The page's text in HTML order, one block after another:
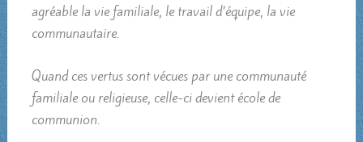
agréable la vie familiale, le travail d’équipe, la vie
communautaire.
Quand ces vertus sont vécues par une communauté
familiale ou religieuse, celle-ci devient école de
communion.